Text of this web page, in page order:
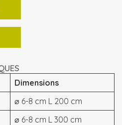
Dimensions
⌀ 6-8 cm L 200 cm
⌀ 6-8 cm L 300 cm